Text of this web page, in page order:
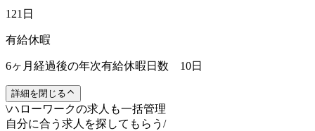
121日
有給休暇
6ヶ月経過後の年次有給休暇日数 10日
詳細を閉じる
\ハローワークの求人も一括管理
自分に合う求人を探してもらう /